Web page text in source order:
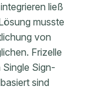
integrieren ließ
musste
von
Frizelle
Sign-
sind